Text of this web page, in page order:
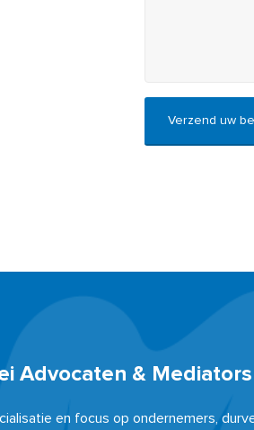
Advocaten & Mediators
en focus op ondernemers,